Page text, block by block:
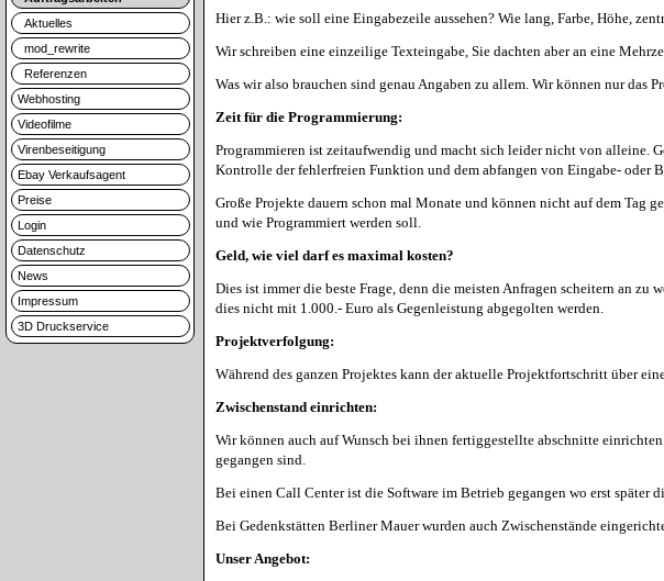
Aktuelles
mod_rewrite
Referenzen
Webhosting
Videofilme
Virenbeseitigung
Ebay Verkaufsagent
Preise
Login
Datenschutz
News
Impressum
3D Druckservice
Hier z.B.: wie soll eine Eingabezeile aussehen? Wie lang, Farbe, Höhe,
Wir schreiben eine einzeilige Texteingabe, Sie dachten aber an eine
Was wir also brauchen sind genau Angaben zu allem. Wir können nur das
Zeit für die Programmierung:
Programmieren ist zeitaufwendig und macht sich leider nicht von alleine.
Kontrolle der fehlerfreien Funktion und dem abfangen von Eingabe- oder
Große Projekte dauern schon mal Monate und können nicht auf dem Tag
und wie Programmiert werden soll.
Geld, wie viel darf es maximal kosten?
Dies ist immer die beste Frage, denn die meisten Anfragen scheitern an
dies nicht mit 1.000.- Euro als Gegenleistung abgegolten werden.
Projektverfolgung:
Während des ganzen Projektes kann der aktuelle Projektfortschritt über
Zwischenstand einrichten:
Wir können auch auf Wunsch bei ihnen fertiggestellte abschnitte
gegangen sind.
Bei einen Call Center ist die Software im Betrieb gegangen wo erst später
Bei Gedenkstätten Berliner Mauer wurden auch Zwischenstände
Unser Angebot: